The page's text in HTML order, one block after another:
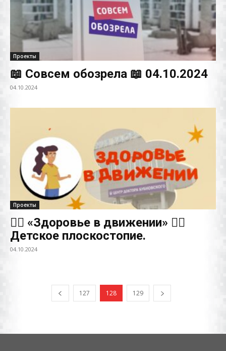
Проекты
📖 Совсем обозрела 📖 04.10.2024
04.10.2024
Проекты
👨‍⚕️ «Здоровье в движении» 👨‍⚕️
Детское плоскостопие.
04.10.2024
127 128 129